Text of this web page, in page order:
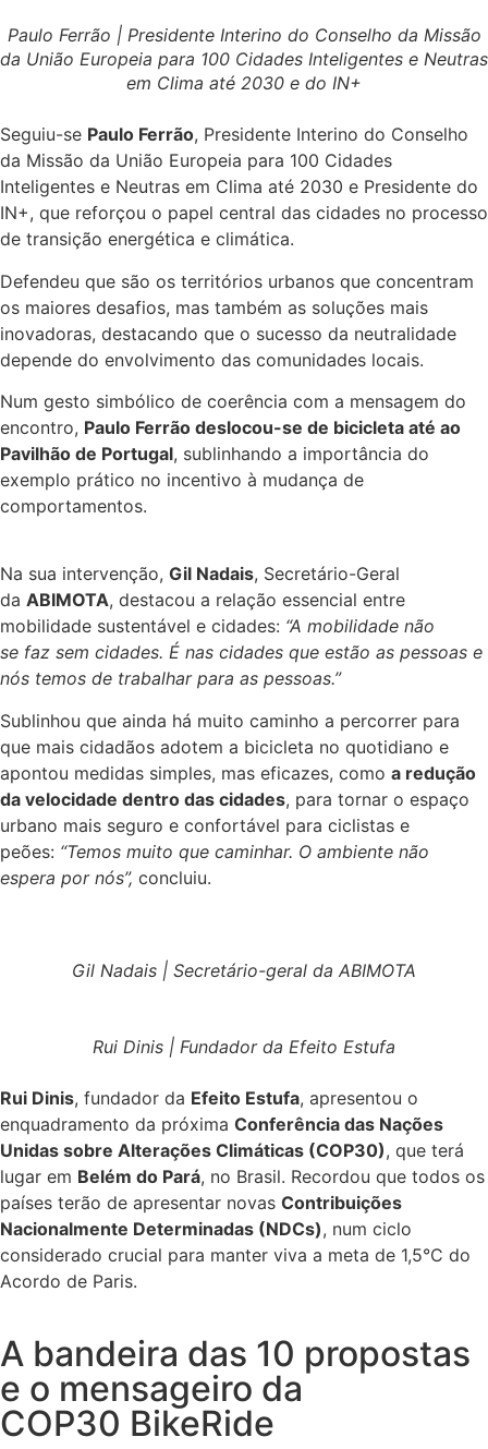
Paulo Ferrão | Presidente Interino do Conselho da Missão
da União Europeia para 100 Cidades Inteligentes e Neutras
em Clima até 2030 e do IN+
Seguiu-se Paulo Ferrão, Presidente Interino do Conselho
da Missão da União Europeia para 100 Cidades
Inteligentes e Neutras em Clima até 2030 e Presidente do
IN+, que reforçou o papel central das cidades no processo
de transição energética e climática.
Defendeu que são os territórios urbanos que concentram
os maiores desafios, mas também as soluções mais
inovadoras, destacando que o sucesso da neutralidade
depende do envolvimento das comunidades locais.
Num gesto simbólico de coerência com a mensagem do
encontro, Paulo Ferrão deslocou-se de bicicleta até ao
Pavilhão de Portugal, sublinhando a importância do
exemplo prático no incentivo à mudança de
comportamentos.
Na sua intervenção, Gil Nadais, Secretário-Geral
da ABIMOTA, destacou a relação essencial entre
mobilidade sustentável e cidades: “A mobilidade não
se faz sem cidades. É nas cidades que estão as pessoas e
nós temos de trabalhar para as pessoas.”
Sublinhou que ainda há muito caminho a percorrer para
que mais cidadãos adotem a bicicleta no quotidiano e
apontou medidas simples, mas eficazes, como a redução
da velocidade dentro das cidades, para tornar o espaço
urbano mais seguro e confortável para ciclistas e
peões: “Temos muito que caminhar. O ambiente não
espera por nós”, concluiu.
Gil Nadais | Secretário-geral da ABIMOTA
Rui Dinis | Fundador da Efeito Estufa
Rui Dinis, fundador da Efeito Estufa, apresentou o
enquadramento da próxima Conferência das Nações
Unidas sobre Alterações Climáticas (COP30), que terá
lugar em Belém do Pará, no Brasil. Recordou que todos os
países terão de apresentar novas Contribuições
Nacionalmente Determinadas (NDCs), num ciclo
considerado crucial para manter viva a meta de 1,5°C do
Acordo de Paris.
A bandeira das 10 propostas
e o mensageiro da
COP30 BikeRide